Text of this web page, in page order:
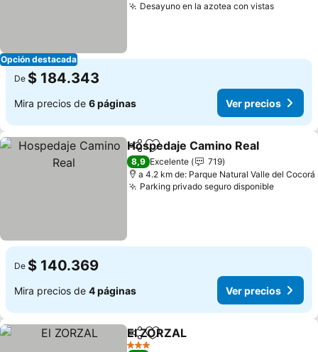
Opción destacada
Desayuno en la azotea con vistas
De $ 184.343
Mira precios de 6 páginas Ver precios
CompartirAgregar a favoritos
Hospedaje Camino Real
8,9 Excelente
719
a 4.2 km de: Parque Natural Valle del Cocorá
Parking privado seguro disponible
De $ 140.369
Mira precios de 4 páginas Ver precios
CompartirAgregar a favoritos
El ZORZAL
3 Estrellas